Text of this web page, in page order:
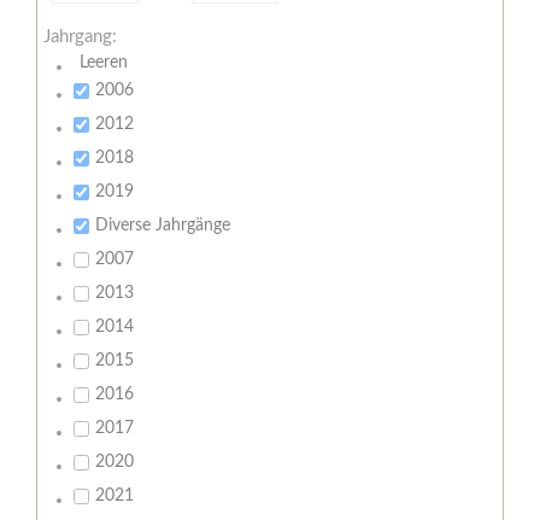
Jahrgang:
Leeren
2006
2012
2018
2019
Diverse Jahrgänge
2007
2013
2014
2015
2016
2017
2020
2021